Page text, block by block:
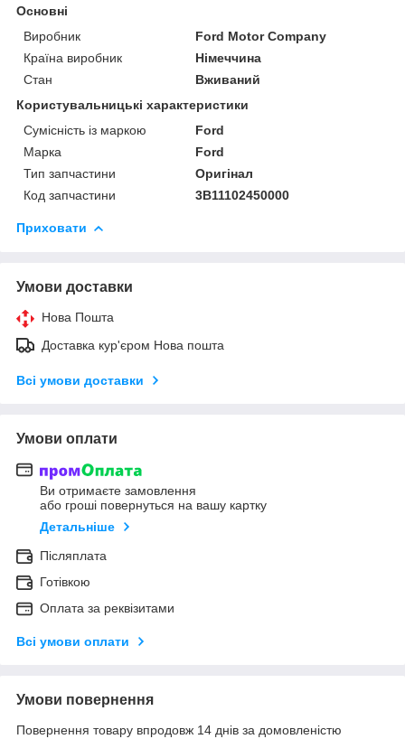
Основні
Виробник
Ford Motor Company
Країна виробник
Німеччина
Стан
Вживаний
Користувальницькі характеристики
Сумісність із маркою
Ford
Марка
Ford
Тип запчастини
Оригінал
Код запчастини
3B11102450000
Приховати
Умови доставки
Нова Пошта
Доставка кур'єром Нова пошта
Всі умови доставки
Умови оплати
Ви отримаєте замовлення
або гроші повернуться на вашу картку
Детальніше
Післяплата
Готівкою
Оплата за реквізитами
Всі умови оплати
Умови повернення
Повернення товару впродовж 14 днів за домовленістю